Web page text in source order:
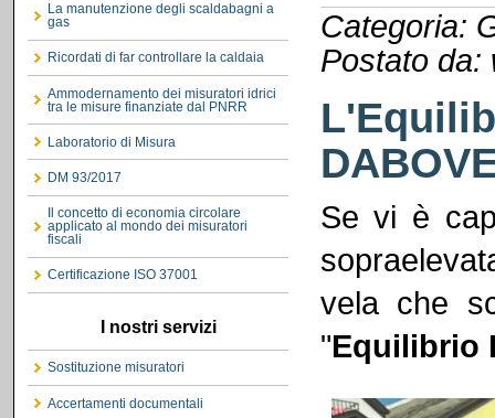
La manutenzione degli scaldabagni a
gas
Ricordati di far controllare la caldaia
Ammodernamento dei misuratori idrici
tra le misure finanziate dal PNRR
Laboratorio di Misura
DM 93/2017
Il concetto di economia circolare
applicato al mondo dei misuratori
fiscali
Certificazione ISO 37001
I nostri servizi
Sostituzione misuratori
Accertamenti documentali
Categoria:
Postato da:
Se vi è
vela che
"Equilibrio